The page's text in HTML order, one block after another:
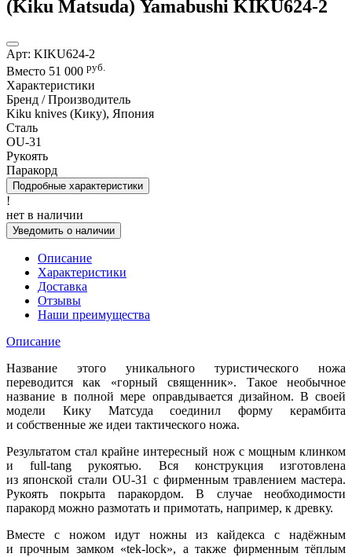
(Kiku Matsuda) Yamabushi KIKU624-2
Арт: KIKU624-2
Вместо 51 000 руб.
Характеристики
Бренд / Производитель
Kiku knives (Кику), Япония
Сталь
OU-31
Рукоять
Паракорд
Подробные характеристики
!
нет в наличии
Уведомить о наличии
Описание
Характеристики
Доставка
Отзывы
Наши преимущества
Описание
Название этого уникального туристического ножа
переводится как «горный священник». Такое необычное
название в полной мере оправдывается дизайном. В своей
модели Кику Матсуда соединил форму керамбита
и собственные же идеи тактического ножа.
Результатом стал крайне интересный нож с мощным клинком
и full-tang рукоятью. Вся конструкция изготовлена
из японской стали OU-31 с фирменным травлением мастера.
Рукоять покрыта паракордом. В случае необходимости
паракорд можно размотать и примотать, например, к древку.
Вместе с ножом идут ножны из кайдекса с надёжным
и прочным замком «tek-lock», а также фирменным тёплым